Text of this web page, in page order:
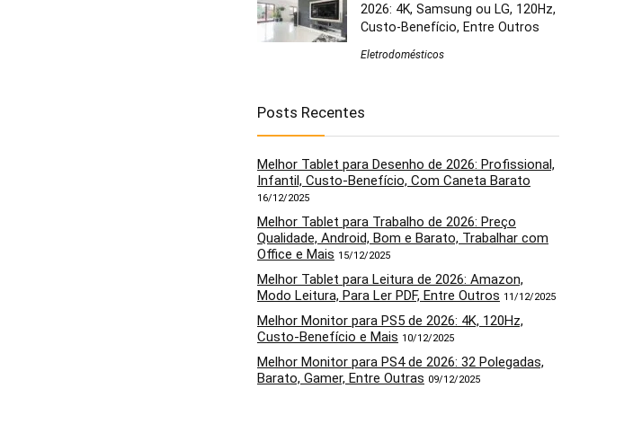
2026: 4K, Samsung ou LG, 120Hz,
Custo-Benefício, Entre Outros
Eletrodomésticos
Posts Recentes
Melhor Tablet para Desenho de 2026: Profissional,
Infantil, Custo-Benefício, Com Caneta Barato
16/12/2025
Melhor Tablet para Trabalho de 2026: Preço
Qualidade, Android, Bom e Barato, Trabalhar com
Office e Mais 15/12/2025
Melhor Tablet para Leitura de 2026: Amazon,
Modo Leitura, Para Ler PDF, Entre Outros 11/12/2025
Melhor Monitor para PS5 de 2026: 4K, 120Hz,
Custo-Benefício e Mais 10/12/2025
Melhor Monitor para PS4 de 2026: 32 Polegadas,
Barato, Gamer, Entre Outras 09/12/2025